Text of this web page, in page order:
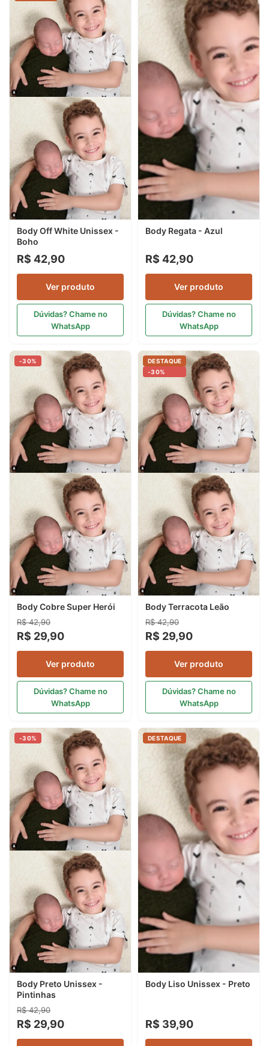
Body Off White Unissex -
Boho
R$ 42,90
Ver produto
Dúvidas? Chame no
WhatsApp
Body Regata - Azul
R$ 42,90
Ver produto
Dúvidas? Chame no
WhatsApp
-30%
Body Cobre Super Herói
R$ 42,90
R$ 29,90
Ver produto
Dúvidas? Chame no
WhatsApp
DESTAQUE
-30%
Body Terracota Leão
R$ 42,90
R$ 29,90
Ver produto
Dúvidas? Chame no
WhatsApp
-30%
Body Preto Unissex -
Pintinhas
R$ 42,90
R$ 29,90
DESTAQUE
Body Liso Unissex - Preto
R$ 39,90